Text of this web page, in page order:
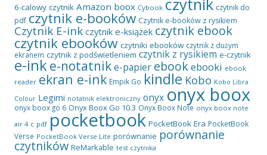
6-calowy czytnik Amazon boox Cybook czytnik czytnik do
pdf czytnik e-booków Czytnik e-booków z rysikiem
Czytnik E-ink czytnik e-książek czytnik ebook
czytnik ebooków czytniki ebooków czytnik z dużym
ekranem czytnik z podświetleniem czytnik z rysikiem e-czytnik
e-ink e-notatnike-papier ebookebooki ebook
reader ekran e-ink Empik Go kindle Kobo Kobo Libra
Colour Legimi notatnik elektroniczny onyx onyx boox
onyx boox go 6 Onyx Boox Go 10.3 Onyx Boox Note onyx boox note
air 4 c pdf pocketbook PocketBook Era PocketBook
Verse PocketBook Verse Lite porównanie porównanie
czytników ReMarkable test czytnika